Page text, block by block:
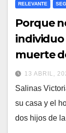
RELEVANTE
Porque
individuo
13 ABRIL,
Salinas
su casa y el
dos hijos de